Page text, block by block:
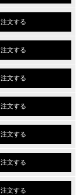
注文する
注文する
注文する
注文する
注文する
注文する
注文する